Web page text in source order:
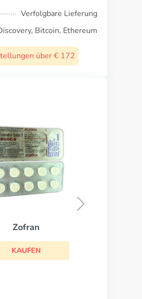
Verfolgbare Lieferung
Bitcoin, Ethereum
über € 172
Biltricide